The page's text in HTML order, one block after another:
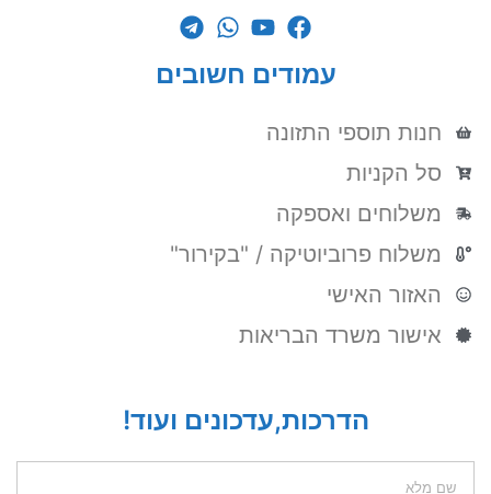
עמודים חשובים
חנות תוספי התזונה
סל הקניות
משלוחים ואספקה
משלוח פרוביוטיקה / "בקירור"
האזור האישי
אישור משרד הבריאות
הדרכות,עדכונים ועוד!